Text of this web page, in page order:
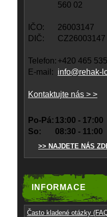
560 02
IČO:
26003147
DIČ:
CZ26003147
Telefon: +420 465
E-mail: info@rehak-
Kontaktujte nás > >
Po-Pá: 13:00 - 17:00
So:
08:30 - 11:00
>> NAJDETE NÁS
INFORMACE
Často kladené otázky